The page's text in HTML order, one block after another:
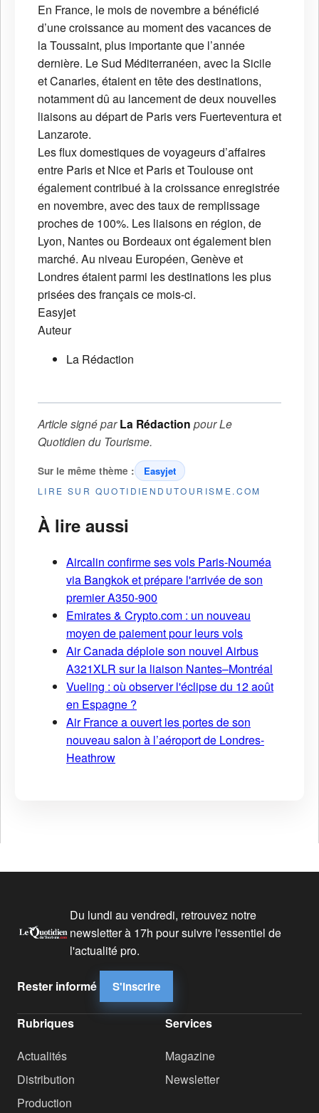
En France, le mois de novembre a bénéficié
d’une croissance au moment des vacances de
la Toussaint, plus importante que l’année
dernière. Le Sud Méditerranéen, avec la Sicile
et Canaries, étaient en tête des destinations,
notamment dû au lancement de deux nouvelles
liaisons au départ de Paris vers Fuerteventura et
Lanzarote.
Les flux domestiques de voyageurs d’affaires
entre Paris et Nice et Paris et Toulouse ont
également contribué à la croissance enregistrée
en novembre, avec des taux de remplissage
proches de 100%. Les liaisons en région, de
Lyon, Nantes ou Bordeaux ont également bien
marché. Au niveau Européen, Genève et
Londres étaient parmi les destinations les plus
prisées des français ce mois-ci.
Easyjet
Auteur
La Rédaction
Article signé parLa Rédaction pourLe
Quotidien du Tourisme.
Sur le même thème : Easyjet
LIRE SUR QUOTIDIENDUTOURISME.COM
À lire aussi
Aircalin confirme ses vols Paris-Nouméa
via Bangkok et prépare l'arrivée de son
premier A350-900
Emirates & Crypto.com : un nouveau
moyen de paiement pour leurs vols
Air Canada déploie son nouvel Airbus
A321XLR sur la liaison Nantes–Montréal
Vueling : où observer l'éclipse du 12 août
en Espagne ?
Air France a ouvert les portes de son
nouveau salon à l’aéroport de Londres-
Heathrow
Du lundi au vendredi, retrouvez notre
newsletter à 17h pour suivre l'essentiel de
l'actualité pro.
Rester informé S'inscrire
Rubriques
Actualités
Distribution
Production
Services
Magazine
Newsletter